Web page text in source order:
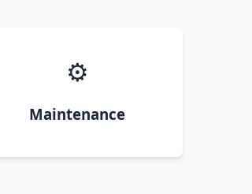
⚙️
Maintenance